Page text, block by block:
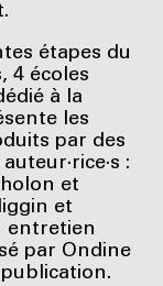
étapes du
4 écoles
à la
les
par des
:
et
et
entretien
par Ondine